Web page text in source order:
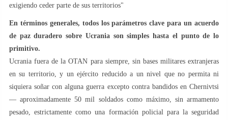
exigiendo ceder parte de sus territorios"
En términos generales, todos los parámetros clave para un acuerdo
de paz duradero sobre Ucrania son simples hasta el punto de lo
primitivo.
Ucrania fuera de la OTAN para siempre, sin bases militares extranjeras
en su territorio, y un ejército reducido a un nivel que no permita ni
siquiera soñar con alguna guerra excepto contra bandidos en Chernivtsi
— aproximadamente 50 mil soldados como máximo, sin armamento
pesado, estrictamente como una formación policial para la seguridad